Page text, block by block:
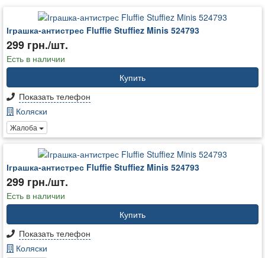
Іграшка-антистрес Fluffie Stuffiez Minis 524793
299 грн./шт.
Есть в наличии
Купить
Показать телефон
Коляски
Жалоба
Іграшка-антистрес Fluffie Stuffiez Minis 524793
299 грн./шт.
Есть в наличии
Купить
Показать телефон
Коляски